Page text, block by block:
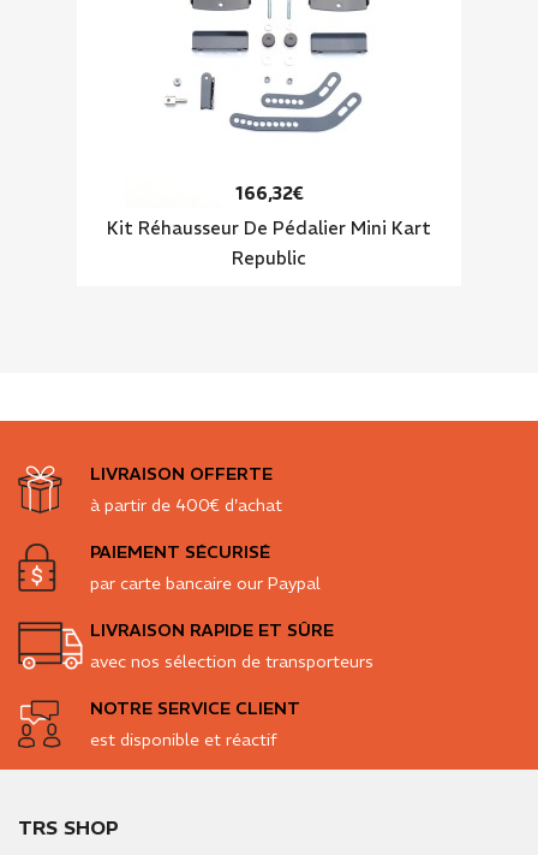
166,32€
Kit Réhausseur De Pédalier Mini Kart
Republic
LIVRAISON OFFERTE
à partir de 400€ d'achat
PAIEMENT SÉCURISÉ
par carte bancaire our Paypal
LIVRAISON RAPIDE ET SÛRE
avec nos sélection de transporteurs
NOTRE SERVICE CLIENT
est disponible et réactif
TRS SHOP